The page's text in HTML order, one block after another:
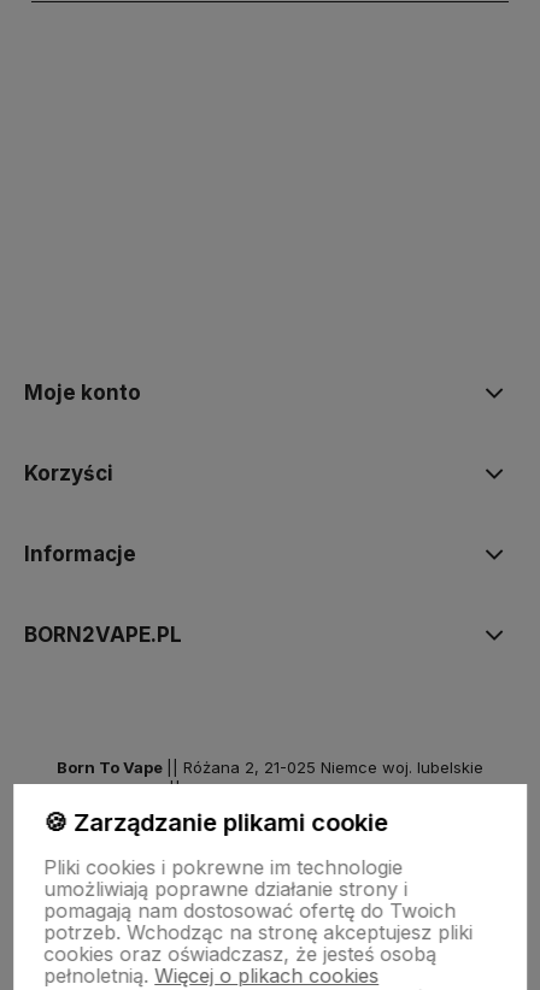
Moje konto
Korzyści
Informacje
BORN2VAPE.PL
Born To Vape
|| Różana 2, 21-025 Niemce woj. lubelskie
NIP: 7141861133 || E:kontakt@born2vape.plT:665 744 477
🍪 Zarządzanie plikami cookie
Pliki cookies i pokrewne im technologie
umożliwiają poprawne działanie strony i
pomagają nam dostosować ofertę do Twoich
potrzeb. Wchodząc na stronę akceptujesz pliki
cookies oraz oświadczasz, że jesteś osobą
pełnoletnią. Więcej o plikach cookies